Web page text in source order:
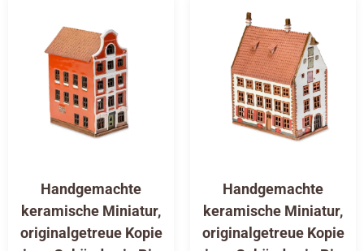
Handgemachte
keramische Miniatur,
originalgetreue Kopie
Handgemachte
keramische Miniatur,
originalgetreue Kopie